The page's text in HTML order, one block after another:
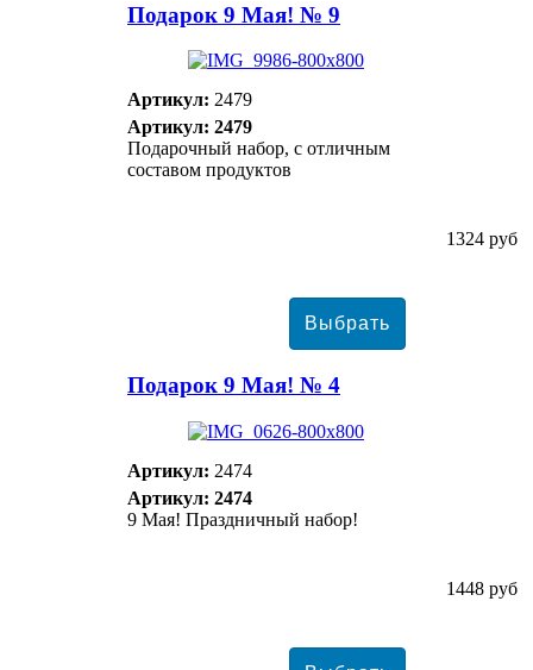
Подарок 9 Мая! № 9
Артикул: 2479
Артикул: 2479
Подарочный набор, с отличным
составом продуктов
1324 руб
Подарок 9 Мая! № 4
Артикул: 2474
Артикул: 2474
9 Мая! Праздничный набор!
1448 руб